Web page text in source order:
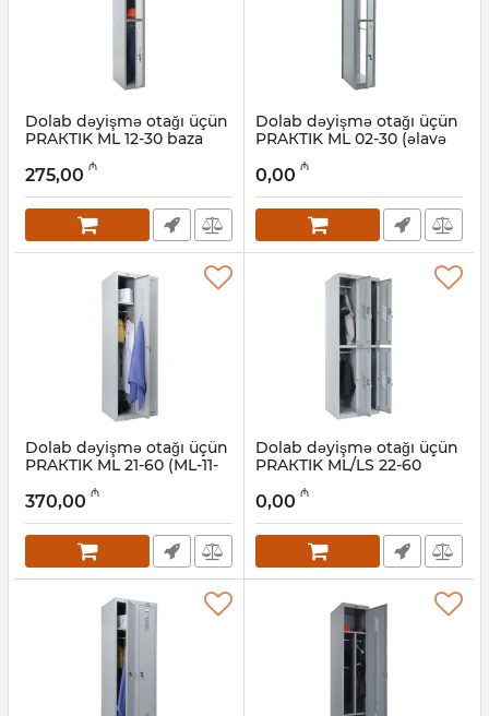
Dolab dəyişmə otağı üçün
PRAКTIK ML 12-30 baza
Artikul: 032001257
275,00 ₼
Dolab dəyişmə otağı üçün
PRAКTIK ML 02-30 (əlavə
Artikul:
0,00 ₼
Dolab dəyişmə otağı üçün
PRAКTIK ML 21-60 (ML-11-
Artikul: 032001259
370,00 ₼
Dolab dəyişmə otağı üçün
PRAКTIK ML/LS 22-60
032001260
0,00 ₼